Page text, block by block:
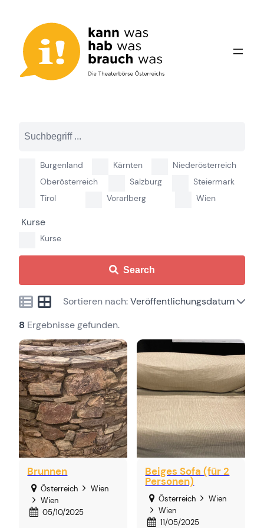
springen
Burgenland Kärnten
Niederösterreich
Oberösterreich
Salzburg
Steiermark
Tirol
Vorarlberg Wien
Kurse
Kurse
Search
Sortieren nach:Veröffentlichungsdatum
8 Ergebnisse gefunden.
Brunnen
Österreich
Wien
Wien
05/10/2025
Beiges Sofa (für 2
Personen)
Österreich
Wien
Wien
11/05/2025